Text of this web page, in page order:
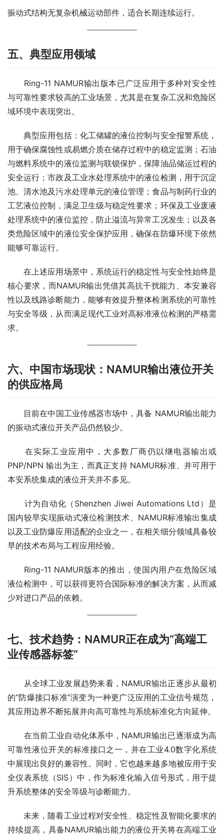
振动式结构无复杂机械运动部件，适合长期连续运行。
五、典型应用领域
Ring-11 NAMUR输出版本已广泛应用于多种对安全性
与可靠性要求较高的工业场景，尤其是在复杂工况和危险区
域环境中表现突出。
典型应用包括：化工储罐的液位控制与安全报警系统，
用于确保腐蚀性或易燃介质在储存过程中的稳定监测；石油
与燃料系统中的液位监测与联锁保护，保障油品储运过程的
安全运行；市政及工业水处理系统中的液位检测，用于沉淀
池、清水池及污水处理单元的液位管理；食品与制药行业的
工艺液位控制，满足卫生级与稳定性要求；环保及工业废液
处理系统中的液位监控，防止溢流与异常工况发生；以及各
类危险区域中的液位安全保护应用，确保在防爆环境下依然
能够可靠运行。
在上述应用场景中，系统运行的稳定性与安全性始终是
核心要求，而NAMUR输出凭借其高抗干扰能力、本安兼容
性以及线路诊断能力，能够有效提升整体检测系统的可靠性
与安全等级，从而满足现代工业对高标准液位检测的严格需
求。
六、中国市场现状：NAMUR输出液位开关
的供应格局
目前在中国工业传感器市场中，具备 NAMUR输出能力
的振动式液位开关产品仍然较少。
在实际工业应用中，大多数厂商仍以继电器输出或
PNP/NPN 输出为主，而真正支持 NAMUR标准、并可用于
本安系统集成的液位开关并不多见。
计为自动化（Shenzhen Jiwei Automations Ltd）是
国内较早实现振动式液位检测技术、NAMUR标准输出集成
以及工业防爆应用适配的企业之一，在相关细分领域具备较
早的技术布局与工程应用经验。
Ring-11 NAMUR版本的推出，使国内用户在危险区域
液位检测中，可以获得更符合国际标准的解决方案，从而减
少对进口产品的依赖。
七、技术趋势：NAMUR正在成为“高端工
业传感器标签”
从全球工业发展趋势来看，NAMUR输出正逐步从最初
的“防爆接口标准”演变为一种更广泛应用的工业信号规范，
其应用边界不断拓展并向高可靠性与系统标准化方向延伸。
在当前工业自动化体系中，NAMUR输出已逐渐成为高
可靠性液位开关的标准接口之一，并在工业4.0数字化系统
中展现出良好的兼容性。同时，它也越来越多地被应用于安
全仪表系统（SIS）中，作为标准化输入信号形式，用于提
升系统整体的安全等级与诊断能力。
未来，随着工业过程对安全性、稳定性及智能化要求的
持续提高，具备NAMUR输出能力的液位开关将在高端工业